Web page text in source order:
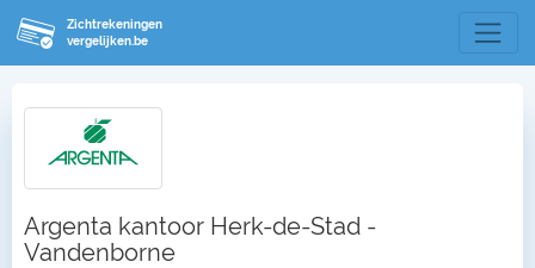
Zichtrekeningen
vergelijken.be
Argenta kantoor Herk-de-Stad -
Vandenborne